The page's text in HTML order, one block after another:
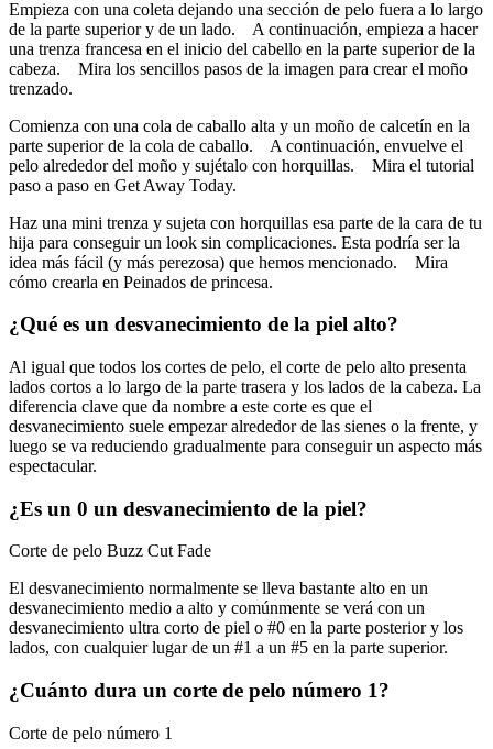
Empieza con una coleta dejando una sección de pelo fuera a lo largo
de la parte superior y de un lado. A continuación, empieza a hacer
una trenza francesa en el inicio del cabello en la parte superior de la
cabeza. Mira los sencillos pasos de la imagen para crear el moño
trenzado.
Comienza con una cola de caballo alta y un moño de calcetín en la
parte superior de la cola de caballo. A continuación, envuelve el
pelo alrededor del moño y sujétalo con horquillas. Mira el tutorial
paso a paso en Get Away Today.
Haz una mini trenza y sujeta con horquillas esa parte de la cara de tu
hija para conseguir un look sin complicaciones. Esta podría ser la
idea más fácil (y más perezosa) que hemos mencionado. Mira
cómo crearla en Peinados de princesa.
¿Qué es un desvanecimiento de la piel alto?
Al igual que todos los cortes de pelo, el corte de pelo alto presenta
lados cortos a lo largo de la parte trasera y los lados de la cabeza. La
diferencia clave que da nombre a este corte es que el
desvanecimiento suele empezar alrededor de las sienes o la frente, y
luego se va reduciendo gradualmente para conseguir un aspecto más
espectacular.
¿Es un 0 un desvanecimiento de la piel?
Corte de pelo Buzz Cut Fade
El desvanecimiento normalmente se lleva bastante alto en un
desvanecimiento medio a alto y comúnmente se verá con un
desvanecimiento ultra corto de piel o #0 en la parte posterior y los
lados, con cualquier lugar de un #1 a un #5 en la parte superior.
¿Cuánto dura un corte de pelo número 1?
Corte de pelo número 1